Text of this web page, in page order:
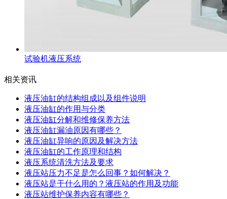
试验机液压系统
相关资讯
液压油缸的结构组成以及组件说明
液压油缸的作用与分类
液压油缸分解和维修保养方法
液压油缸漏油原因有哪些？
液压油缸异响的原因及解决方法
液压油缸的工作原理和结构
液压系统清洗方法及要求
液压站压力不足是怎么回事？如何解决？
液压站是干什么用的？液压站的作用及功能
液压站维护保养内容有哪些？